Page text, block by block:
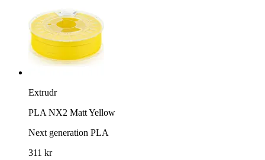
Extrudr
PLA NX2 Matt Yellow
Next generation PLA
311 kr